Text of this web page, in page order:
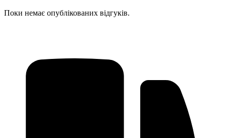
Поки немає опублікованих відгуків.